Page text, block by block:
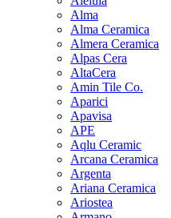
Alma
Alma Ceramica
Almera Ceramica
Alpas Cera
AltaCera
Amin Tile Co.
Aparici
Apavisa
APE
Aqlu Ceramic
Arcana Ceramica
Argenta
Ariana Ceramica
Ariostea